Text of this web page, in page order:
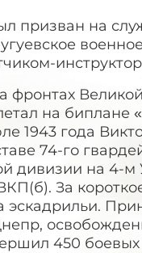
призван на
фронтах
на
1943 года
74-го
дивизии на 4-м
За
эскадрильи.
450